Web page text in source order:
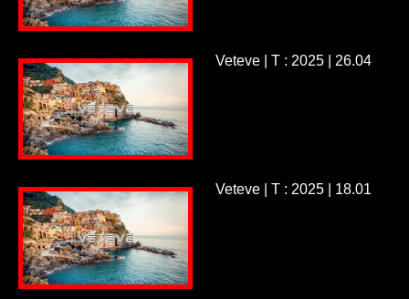
Veteve | T : 2025 | 26.04
Veteve | T : 2025 | 18.01